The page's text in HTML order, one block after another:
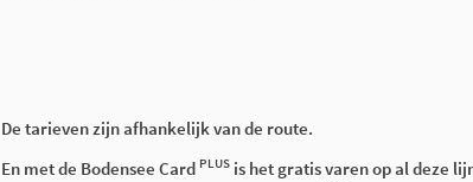
De tarieven zijn afhankelijk van de route.
En met de Bodensee Card PLUS is het gratis varen op al deze